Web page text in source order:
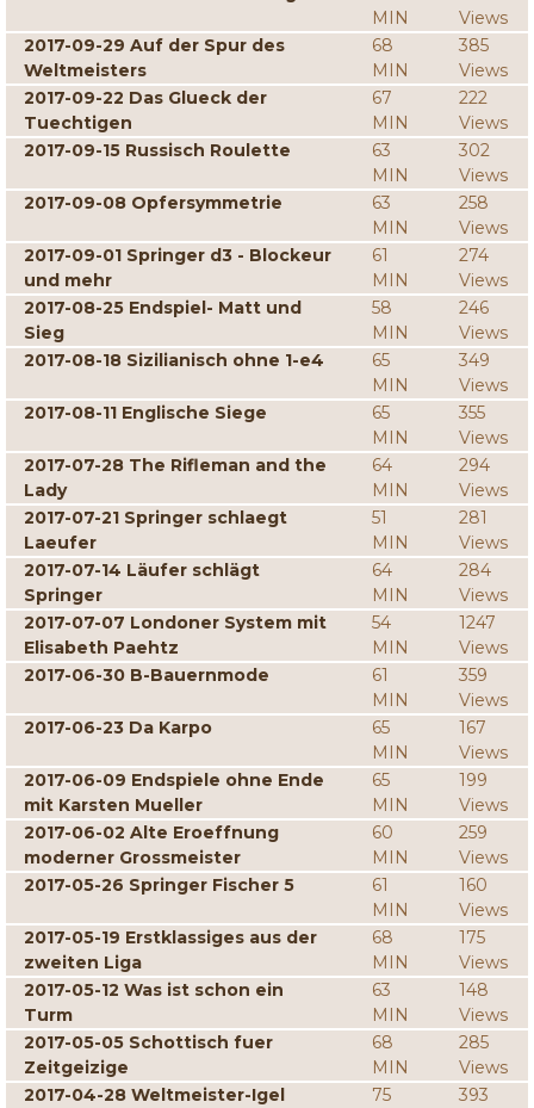
MIN
Views
2017-09-29 Auf der Spur des
Weltmeisters
68
MIN
385
Views
2017-09-22 Das Glueck der
Tuechtigen
67
MIN
222
Views
2017-09-15 Russisch Roulette
63
MIN
302
Views
2017-09-08 Opfersymmetrie
63
MIN
258
Views
2017-09-01 Springer d3 - Blockeur
und mehr
61
MIN
274
Views
2017-08-25 Endspiel- Matt und
Sieg
58
MIN
246
Views
2017-08-18 Sizilianisch ohne 1-e4
65
MIN
349
Views
2017-08-11 Englische Siege
65
MIN
355
Views
2017-07-28 The Rifleman and the
Lady
64
MIN
294
Views
2017-07-21 Springer schlaegt
Laeufer
51
MIN
281
Views
2017-07-14 Läufer schlägt
Springer
64
MIN
284
Views
2017-07-07 Londoner System mit
Elisabeth Paehtz
54
MIN
1247
Views
2017-06-30 B-Bauernmode
61
MIN
359
Views
2017-06-23 Da Karpo
65
MIN
167
Views
2017-06-09 Endspiele ohne Ende
mit Karsten Mueller
65
MIN
199
Views
2017-06-02 Alte Eroeffnung
moderner Grossmeister
60
MIN
259
Views
2017-05-26 Springer Fischer 5
61
MIN
160
Views
2017-05-19 Erstklassiges aus der
zweiten Liga
68
MIN
175
Views
2017-05-12 Was ist schon ein
Turm
63
MIN
148
Views
2017-05-05 Schottisch fuer
Zeitgeizige
68
MIN
285
Views
2017-04-28 Weltmeister-Igel
75
393